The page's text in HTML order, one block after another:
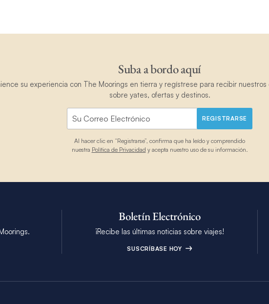
Suba a bordo aquí
su experiencia con The Moorings en tierra y regístrese para recibir
sobre yates, ofertas y destinos.
REGISTRARSE
Al hacer clic en “Registrarse”, confirma que ha leído y comprendido
nuestra Política de Privacidad y acepta nuestro uso de su información.
Boletín Electrónico
¡Recibe las últimas noticias sobre viajes!
SUSCRÍBASE HOY